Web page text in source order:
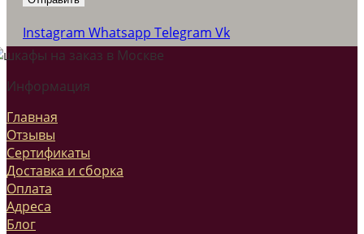
Instagram Whatsapp Telegram Vk
Информация
Главная
Отзывы
Сертификаты
Доставка и сборка
Оплата
Адреса
Блог